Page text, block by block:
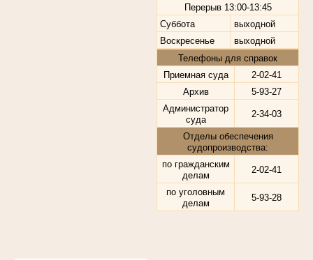
Перерыв 13:00-13:45
Суббота
выходной
Воскресенье
выходной
Телефоны для справок
Приемная суда
2-02-41
Архив
5-93-27
Администратор
суда
2-34-03
Отделы обеспечения
судопроизводства:
по гражданским
делам
2-02-41
по уголовным
делам
5-93-28